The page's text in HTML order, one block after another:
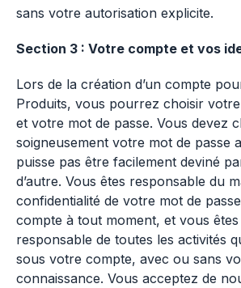
sans votre autorisation explicite.
Section 3 : Votre compte et vos
Lors de la création d’un compte
Produits, vous pourrez choisir votre
et votre mot de passe. Vous devez
soigneusement votre mot de passe
puisse pas être facilement deviné
d’autre. Vous êtes responsable du
confidentialité de votre mot de
compte à tout moment, et vous
responsable de toutes les activités
sous votre compte, avec ou sans
connaissance. Vous acceptez de